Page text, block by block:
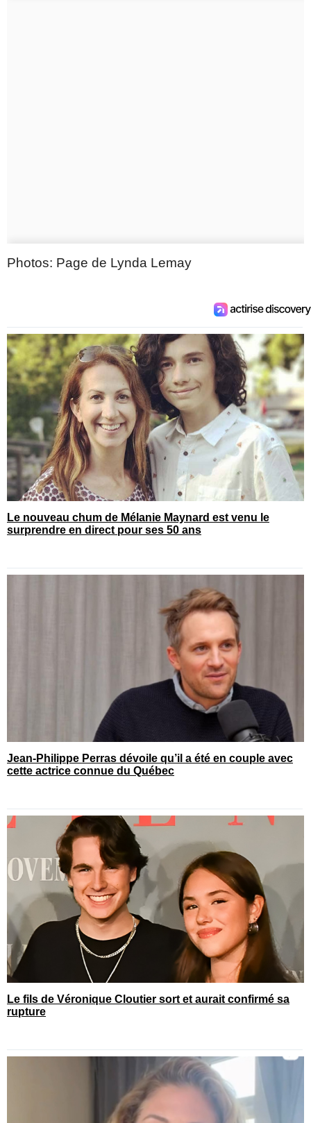
Photos: Page de Lynda Lemay
Le nouveau chum de Mélanie Maynard est venu le
surprendre en direct pour ses 50 ans
Jean-Philippe Perras dévoile qu’il a été en couple avec
cette actrice connue du Québec
Le fils de Véronique Cloutier sort et aurait confirmé sa
rupture